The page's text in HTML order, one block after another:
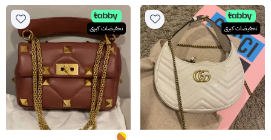
تخفيضات كبرى تخفيضات كبرى